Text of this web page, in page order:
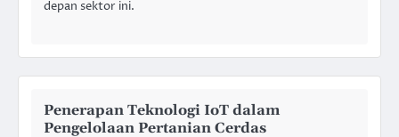
depan sektor ini.
Penerapan Teknologi IoT dalam
Pengelolaan Pertanian Cerdas